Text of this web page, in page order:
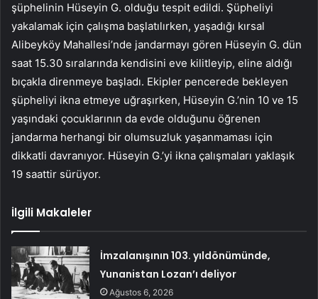
şüphelinin Hüseyin G. olduğu tespit edildi. Şüpheliyi
yakalamak için çalışma başlatılırken, yaşadığı kırsal
Alibeyköy Mahallesi’nde jandarmayı gören Hüseyin G. dün
saat 15.30 sıralarında kendisini eve kilitleyip, eline aldığı
bıçakla direnmeye başladı. Ekipler pencerede bekleyen
şüpheliyi ikna etmeye uğraşırken, Hüseyin G.’nin 10 ve 15
yaşındaki çocuklarının da evde olduğunu öğrenen
jandarma herhangi bir olumsuzluk yaşanmaması için
dikkatli davranıyor. Hüseyin G.’yi ikna çalışmaları yaklaşık
19 saattir sürüyor.
İlgili Makaleler
İmzalanışının 103. yıldönümünde,
Yunanistan Lozan’ı deliyor
Ağustos 6, 2026